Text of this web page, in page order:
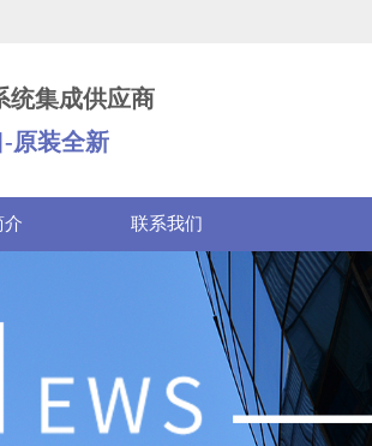
统集成供应商
原装全新
介 联系我们